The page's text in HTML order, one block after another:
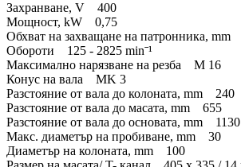
Захранване, V 400
Мощност, kW 0,75
Обхват на захващане на патронника,
Обороти 125 - 2825 minˉ¹
Максимално нарязване на резба M 16
Конус на вала MK 3
Разстояние от вала до колоната, mm 240
Разстояние от вала до масата, mm 655
Разстояние от вала до основата, mm 1130
Макс. диаметър на пробиване, mm 30
Диаметър на колоната, mm 100